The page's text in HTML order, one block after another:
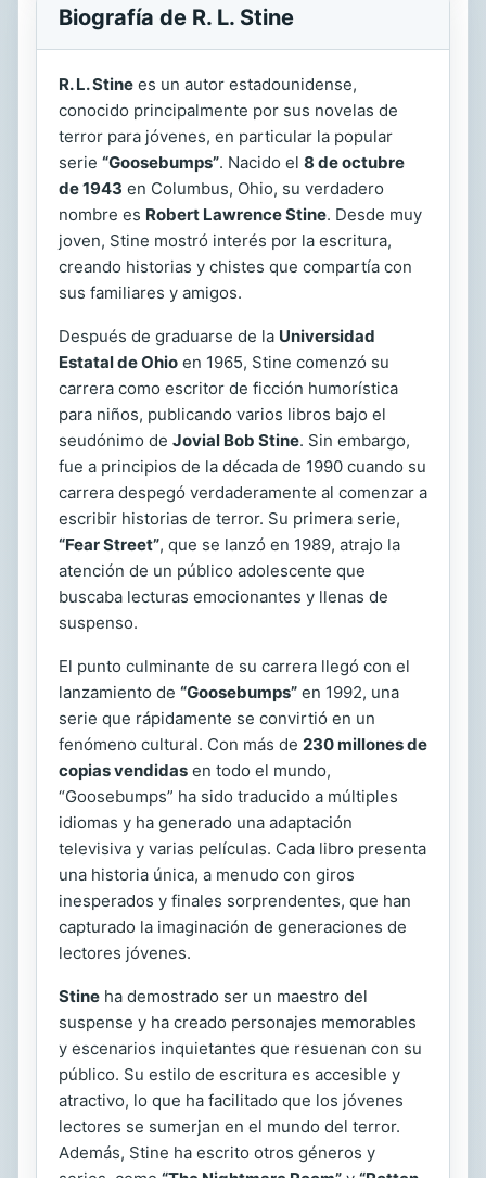
Biografía de R. L. Stine
R. L. Stine es un autor estadounidense,
conocido principalmente por sus novelas de
terror para jóvenes, en particular la popular
serie “Goosebumps”. Nacido el 8 de octubre
de 1943 en Columbus, Ohio, su verdadero
nombre es Robert Lawrence Stine. Desde muy
joven, Stine mostró interés por la escritura,
creando historias y chistes que compartía con
sus familiares y amigos.
Después de graduarse de la Universidad
Estatal de Ohio en 1965, Stine comenzó su
carrera como escritor de ficción humorística
para niños, publicando varios libros bajo el
seudónimo de Jovial Bob Stine. Sin embargo,
fue a principios de la década de 1990 cuando su
carrera despegó verdaderamente al comenzar a
escribir historias de terror. Su primera serie,
“Fear Street”, que se lanzó en 1989, atrajo la
atención de un público adolescente que
buscaba lecturas emocionantes y llenas de
suspenso.
El punto culminante de su carrera llegó con el
lanzamiento de “Goosebumps” en 1992, una
serie que rápidamente se convirtió en un
fenómeno cultural. Con más de 230 millones de
copias vendidas en todo el mundo,
“Goosebumps” ha sido traducido a múltiples
idiomas y ha generado una adaptación
televisiva y varias películas. Cada libro presenta
una historia única, a menudo con giros
inesperados y finales sorprendentes, que han
capturado la imaginación de generaciones de
lectores jóvenes.
Stine ha demostrado ser un maestro del
suspense y ha creado personajes memorables
y escenarios inquietantes que resuenan con su
público. Su estilo de escritura es accesible y
atractivo, lo que ha facilitado que los jóvenes
lectores se sumerjan en el mundo del terror.
Además, Stine ha escrito otros géneros y